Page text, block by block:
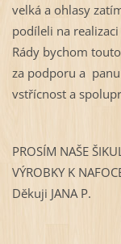
velká a ohlasy
podíleli na
Rády bychom
za podporu a
vstřícnost a
PROSÍM NAŠE
VÝROBKY K
Děkuji JANA P.